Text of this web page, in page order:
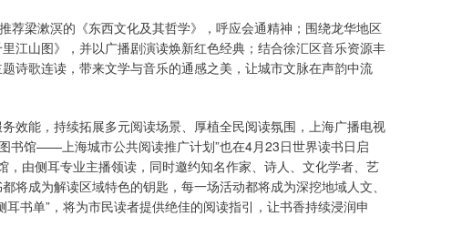
荐梁漱溟的《东西文化及其哲学》，呼应会通精神；围绕龙华地区
江山图》，并以广播剧演读焕新红色经典；结合徐汇区音乐资源丰
诗歌连读，带来文学与音乐的通感之美，让城市文脉在声韵中流
效能，持续拓展多元阅读场景、厚植全民阅读氛围，上海广播电视
书馆——上海城市公共阅读推广计划”也在4月23日世界读书日启
由侧耳专业主播领读，同时邀约知名作家、诗人、文化学者、艺
成为解读区域特色的钥匙，每一场活动都将成为深挖地域人文、
书单”，将为市民读者提供绝佳的阅读指引，让书香持续浸润申